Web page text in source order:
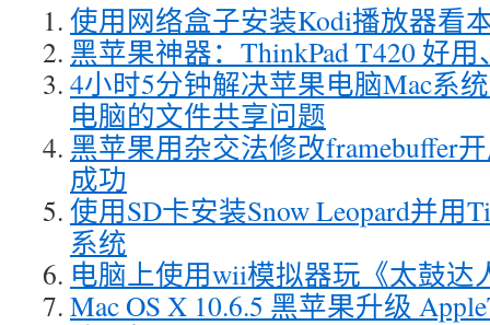
使用网络盒子安装Kodi播放器看
黑苹果神器：ThinkPad T420 好
4小时5分钟解决苹果电脑Mac系
电脑的文件共享问题
黑苹果用杂交法修改framebuffer
成功
使用SD卡安装Snow Leopard并用
系统
电脑上使用wii模拟器玩《太鼓达
Mac OS X 10.6.5 黑苹果升级